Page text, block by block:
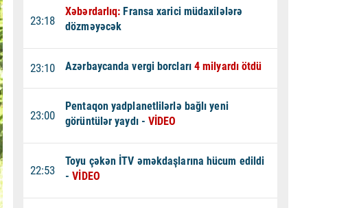
23:18
Xəbərdarlıq: Fransa xarici müdaxilələrə
dözməyəcək
23:10 Azərbaycanda vergi borcları 4 milyardı ötdü
23:00
Pentaqon yadplanetlilərlə bağlı yeni
görüntülər yaydı -VİDEO
22:53
Toyu çəkən İTV əməkdaşlarına hücum edildi
- VİDEO